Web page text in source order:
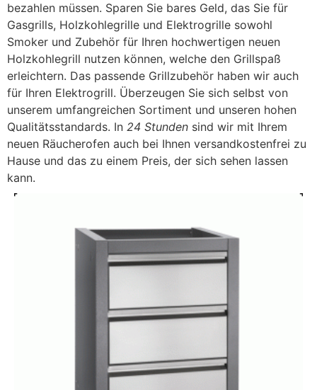
bezahlen müssen. Sparen Sie bares Geld, das Sie für
Gasgrills, Holzkohlegrille und Elektrogrille sowohl
Smoker und Zubehör für Ihren hochwertigen neuen
Holzkohlegrill nutzen können, welche den Grillspaß
erleichtern. Das passende Grillzubehör haben wir auch
für Ihren Elektrogrill. Überzeugen Sie sich selbst von
unserem umfangreichen Sortiment und unseren hohen
Qualitätsstandards. In 24 Stunden sind wir mit Ihrem
neuen Räucherofen auch bei Ihnen versandkostenfrei zu
Hause und das zu einem Preis, der sich sehen lassen
kann.